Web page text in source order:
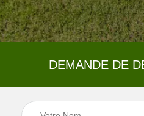
DEMANDE DE